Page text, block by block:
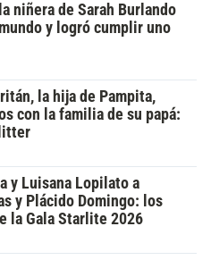
niñera de Sarah Burlando
y logró cumplir uno
la hija de Pampita,
con la familia de su papá:
y Luisana Lopilato a
y Plácido Domingo: los
la Gala Starlite 2026